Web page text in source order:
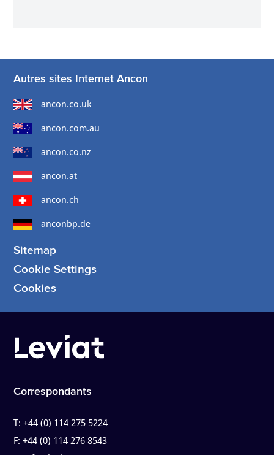
Autres sites Internet Ancon
ancon.co.uk
ancon.com.au
ancon.co.nz
ancon.at
ancon.ch
anconbp.de
Sitemap
Cookie Settings
Cookies
Correspondants
T:+44 (0) 114 275 5224
F:+44 (0) 114 276 8543